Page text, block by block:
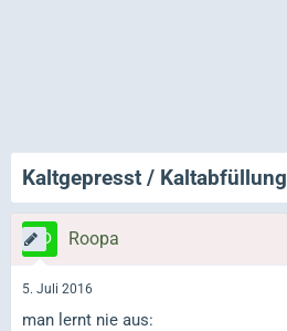
Kaltgepresst / Kaltabfüllung
Roopa
5. Juli 2016
man lernt nie aus: